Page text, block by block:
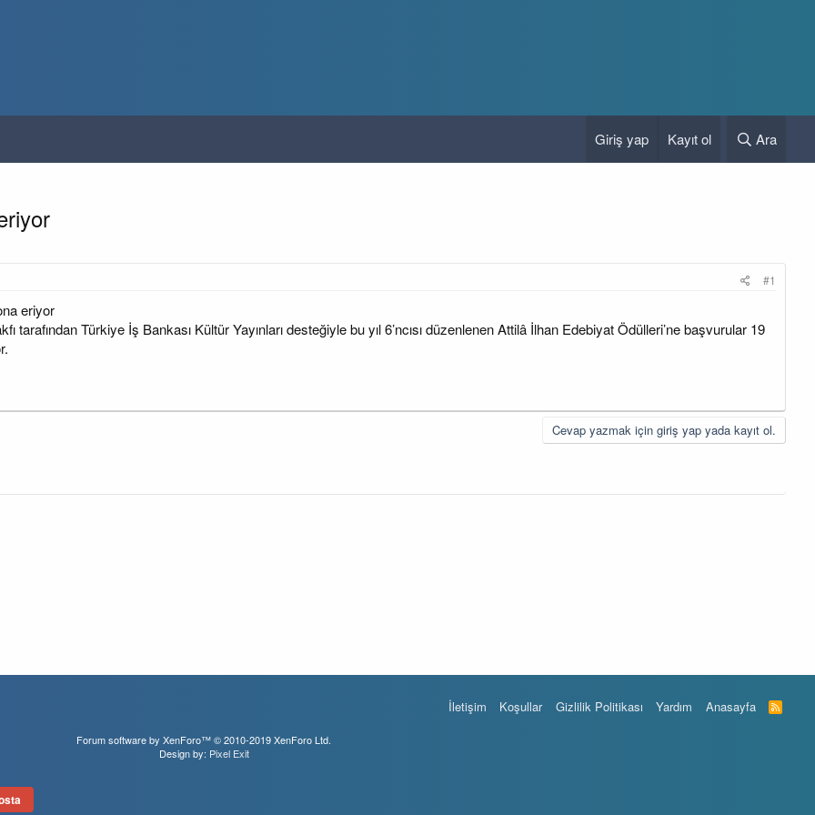
Giriş yap Kayıt ol Ara
#1
eriyor
tarafından Türkiye İş Bankası Kültür Yayınları desteğiyle bu yıl 6’ncısı düzenlenen Attilâ İlhan Edebiyat Ödülleri’ne başvurular 19
Cevap yazmak için giriş yap yada kayıt ol.
İletişim Koşullar Gizlilik Politikası Yardım Anasayfa
R
S
Forum software by XenForo™© 2010-2019 XenForo Ltd.
Design by: Pixel Exit